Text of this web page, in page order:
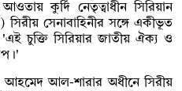
কুর্দি নেতৃত্বাধীন সিরিয়ান
সেনাবাহিনীর সঙ্গে একীভূত
'এই চুক্তি সিরিয়ার জাতীয় ঐক্য ও
আহমেদ আল-শারার অধীনে সিরীয়